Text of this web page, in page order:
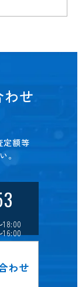
せ
定額等
。
16:00
わせ